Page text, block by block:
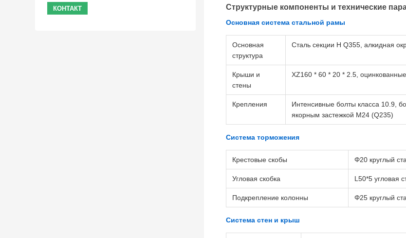
Структурные компоненты и технические
Основная система стальной рамы
Основная
структура
Сталь секции H Q355, алкидная
Крыши и
стены
XZ160 * 60 * 20 * 2.5, оцинкованные
Крепления
Интенсивные болты класса 10.9,
якорным застежкой M24 (Q235)
Система торможения
Крестовые скобы Φ20 круглый
Угловая скобка L50*5 угловая
Подкрепление колонны Φ25 круглый
Система стен и крыш